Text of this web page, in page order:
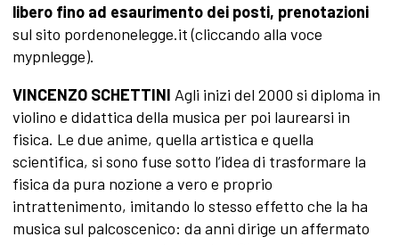
libero fino ad esaurimento dei posti, prenotazioni
sul sito pordenonelegge.it (cliccando alla voce
mypnlegge).
VINCENZO SCHETTINI Agli inizi del 2000 si diploma in
violino e didattica della musica per poi laurearsi in
fisica. Le due anime, quella artistica e quella
scientifica, si sono fuse sotto l’idea di trasformare la
fisica da pura nozione a vero e proprio
intrattenimento, imitando lo stesso effetto che la ha
musica sul palcoscenico: da anni dirige un affermato